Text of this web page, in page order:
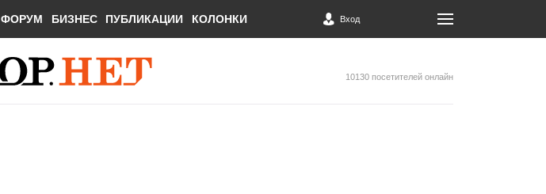
ФОРУМ БИЗНЕС ПУБЛИКАЦИИ КОЛОНКИ Вход
10130 посетителей онлайн